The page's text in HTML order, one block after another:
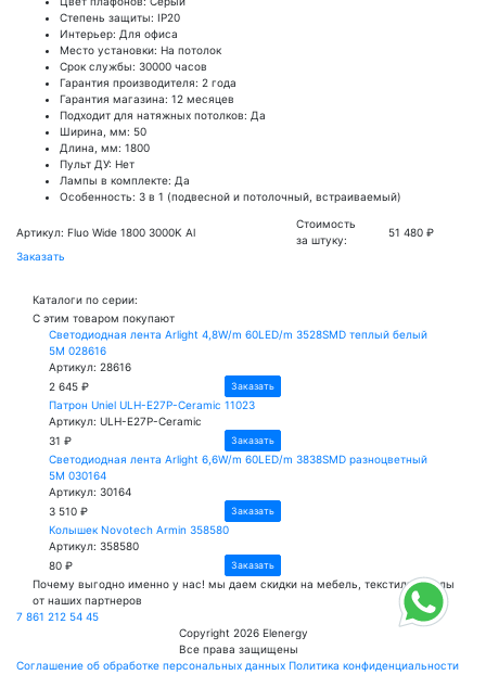
Степень защиты: IP20
Интерьер: Для офиса
Место установки: На потолок
Срок службы: 30000 часов
Гарантия производителя: 2 года
Гарантия магазина: 12 месяцев
Подходит для натяжных потолков: Да
Ширина, мм: 50
Длина, мм: 1800
Пульт ДУ: Нет
Лампы в комплекте: Да
Особенность: 3 в 1 (подвесной и потолочный, встраиваемый)
Артикул: Fluo Wide 1800 3000K Al
Стоимость
за штуку:
51 480 ₽
Заказать
Каталоги по серии:
С этим товаром покупают
Светодиодная лента Arlight 4,8W/m 60LED/m 3528SMD теплый белый
5M 028616
Артикул: 28616
2 645 ₽
Заказать
Патрон Uniel ULH-E27P-Ceramic 11023
Артикул: ULH-E27P-Ceramic
31 ₽
Заказать
Светодиодная лента Arlight 6,6W/m 60LED/m 3838SMD разноцветный
5M 030164
Артикул: 30164
3 510 ₽
Заказать
Колышек Novotech Armin 358580
Артикул: 358580
80 ₽
Заказать
Почему выгодноименно у нас! мы даем скидки на мебель, текстиль и полы
от наших партнеров
Copyright 2026 Elenergy
Все права защищены
7 861 212 54 45
Соглашение об обработке персональных данных Политика конфиденциальности